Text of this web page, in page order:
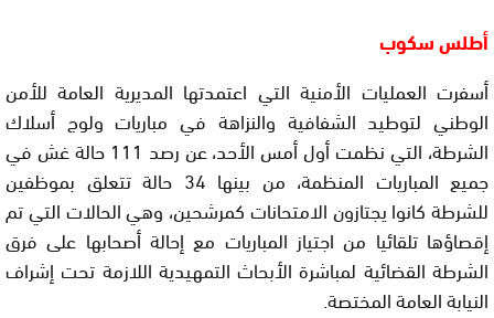
أطلس سكوب
أسفرت العمليات الأمنية التي اعتمدتها المديرية العامة للأمن
الوطني لتوطيد الشفافية والنزاهة في مباريات ولوج أسلاك
الشرطة، التي نظمت أول أمس الأحد، عن رصد 111 حالة غش في
جميع المباريات المنظمة، من بينها 34 حالة تتعلق بموظفين
للشرطة كانوا يجتازون الامتحانات كمرشحين، وهي الحالات التي تم
إقصاؤها تلقائيا من اجتياز المباريات مع إحالة أصحابها على فرق
الشرطة القضائية لمباشرة الأبحاث التمهيدية اللازمة تحت إشراف
النيابة العامة المختصة.